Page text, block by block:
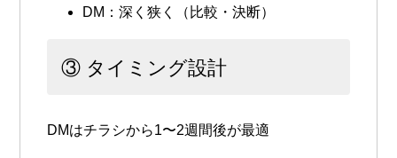
DM：深く狭く（比較・決断）
③ タイミング設計
DMはチラシから1〜2週間後が最適